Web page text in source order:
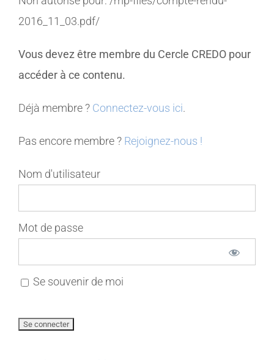
MEMBRES
CONTACT
2016_11_03.pdf/
Vous devez être membre du Cercle CREDO pour
accéder à ce contenu.
Déjà membre ? Connectez-vous ici.
Pas encore membre ? Rejoignez-nous !
Nom d'utilisateur
Mot de passe
Se souvenir de moi